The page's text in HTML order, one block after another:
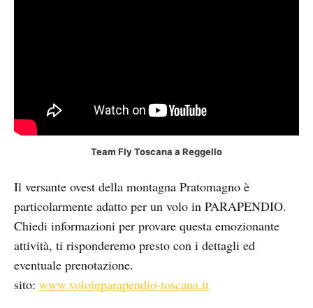
Team Fly Toscana a Reggello
Il versante ovest della montagna Pratomagno è
particolarmente adatto per un volo in PARAPENDIO.
Chiedi informazioni per provare questa emozionante
attività, ti risponderemo presto con i dettagli ed
eventuale prenotazione.
sito: www.voloinparapendio-toscana.it